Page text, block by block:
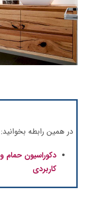
در همین رابطه بخوانید:
کاربردی